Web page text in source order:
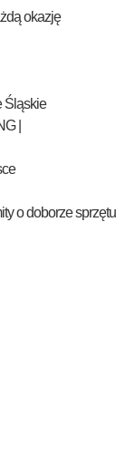
okazję
Śląskie
|
o doborze sprzętu